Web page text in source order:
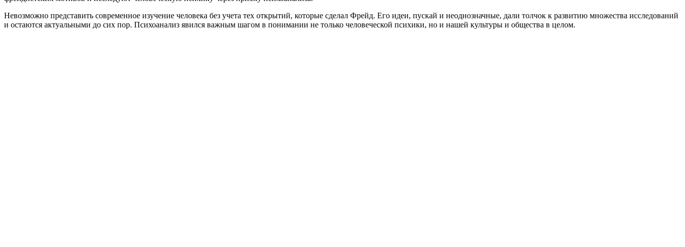
Невозможно представить современное изучение человека без учета тех открытий, которые сделал Фрейд. Его идеи, пускай и неоднозначные, дали толчок к развитию множества исследований
и остаются актуальными до сих пор. Психоанализ явился важным шагом в понимании не только человеческой психики, но и нашей культуры и общества в целом.